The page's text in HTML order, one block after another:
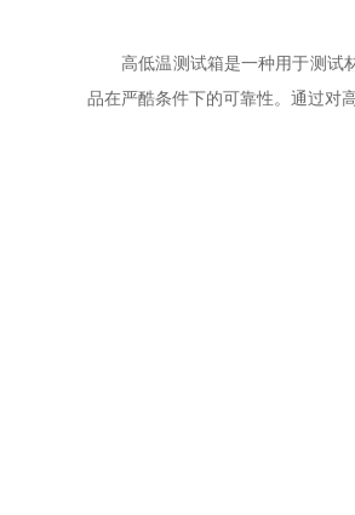
高低温测试箱是一种用于测试材
品在严酷条件下的可靠性。通过对